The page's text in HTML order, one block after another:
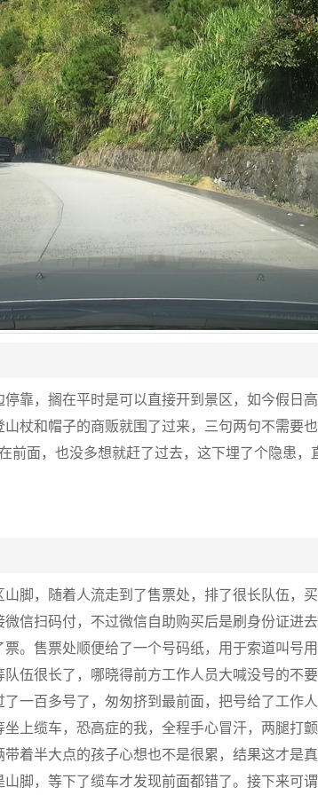
靠，搁在平时是可以直接开到景区，如今假日
杖和帽子的商贩就围了过来，三句两句不需要
前面，也没多想就赶了过去，这下埋了个隐患，
脚，随着人流走到了售票处，排了很长队伍，
信扫码付，不过微信自助购买后是刷身份证进
。售票处顺便给了一个号码纸，用于索道叫号
伍很长了，哪晓得前方工作人员大喊没号的不
一百多号了，匆匆挤到最前面，把号给了工作
上缆车，恐高症的我，全程手心冒汗，两腿打
着半大点的孩子心想也不是很累，结果这才是
脚，等下了缆车才发现前面都错了。接下来可